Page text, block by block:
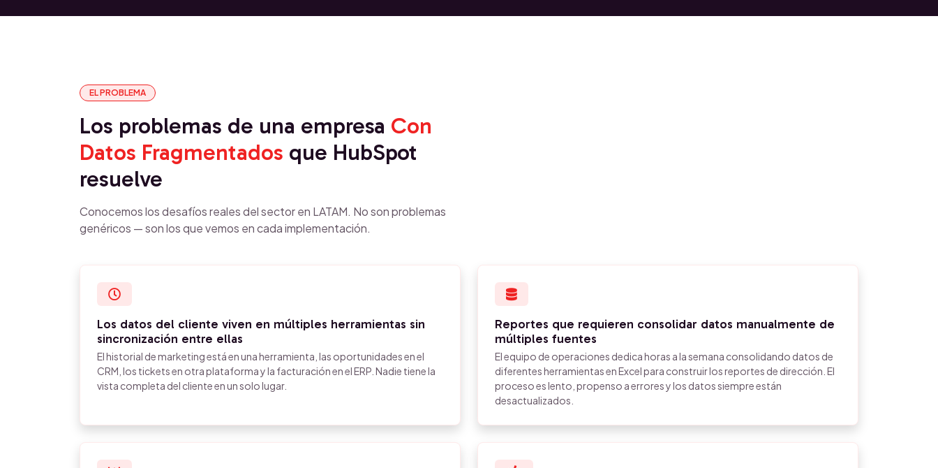
EL PROBLEMA
Los problemas de una empresa Con
Datos Fragmentados que HubSpot
resuelve
Conocemos los desafíos reales del sector en LATAM. No son problemas
genéricos — son los que vemos en cada implementación.
Los datos del cliente viven en múltiples herramientas sin
sincronización entre ellas
El historial de marketing está en una herramienta, las oportunidades en el
CRM, los tickets en otra plataforma y la facturación en el ERP. Nadie tiene la
vista completa del cliente en un solo lugar.
Reportes que requieren consolidar datos manualmente de
múltiples fuentes
El equipo de operaciones dedica horas a la semana consolidando datos de
diferentes herramientas en Excel para construir los reportes de dirección. El
proceso es lento, propenso a errores y los datos siempre están
desactualizados.